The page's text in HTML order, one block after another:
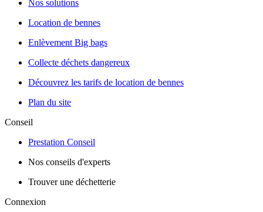
Nos solutions
Location de bennes
Enlèvement Big bags
Collecte déchets dangereux
Découvrez les tarifs de location de bennes
Plan du site
Conseil
Prestation Conseil
Nos conseils d'experts
Trouver une déchetterie
Connexion